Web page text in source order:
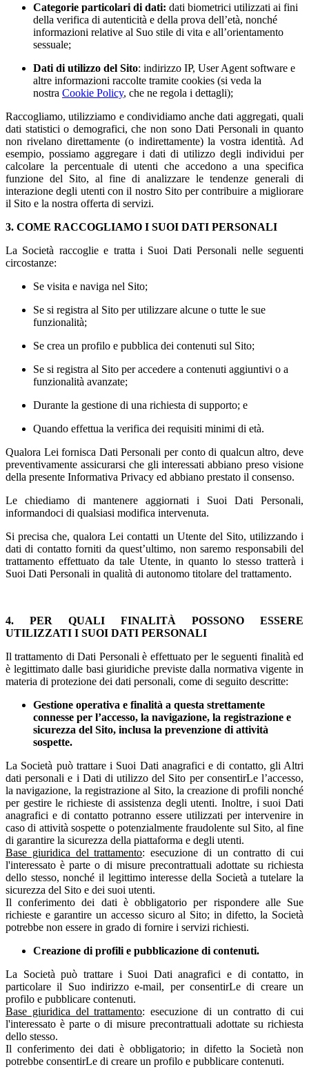
Categorie particolari di dati: dati biometrici utilizzati ai fini
della verifica di autenticità e della prova dell’età, nonché
informazioni relative al Suo stile di vita e all’orientamento
sessuale;
Dati di utilizzo del Sito: indirizzo IP, User Agent software e
altre informazioni raccolte tramite cookies (si veda la
nostra Cookie Policy, che ne regola i dettagli);
Raccogliamo, utilizziamo e condividiamo anche dati aggregati, quali
dati statistici o demografici, che non sono Dati Personali in quanto
non rivelano direttamente (o indirettamente) la vostra identità. Ad
esempio, possiamo aggregare i dati di utilizzo degli individui per
calcolare la percentuale di utenti che accedono a una specifica
funzione del Sito, al fine di analizzare le tendenze generali di
interazione degli utenti con il nostro Sito per contribuire a migliorare
il Sito e la nostra offerta di servizi.
3. COME RACCOGLIAMO I SUOI DATI PERSONALI
La Società raccoglie e tratta i Suoi Dati Personali nelle seguenti
circostanze:
Se visita e naviga nel Sito;
Se si registra al Sito per utilizzare alcune o tutte le sue
funzionalità;
Se crea un profilo e pubblica dei contenuti sul Sito;
Se si registra al Sito per accedere a contenuti aggiuntivi o a
funzionalità avanzate;
Durante la gestione di una richiesta di supporto; e
Quando effettua la verifica dei requisiti minimi di età.
Qualora Lei fornisca Dati Personali per conto di qualcun altro, deve
preventivamente assicurarsi che gli interessati abbiano preso visione
della presente Informativa Privacy ed abbiano prestato il consenso.
Le chiediamo di mantenere aggiornati i Suoi Dati Personali,
informandoci di qualsiasi modifica intervenuta.
Si precisa che, qualora Lei contatti un Utente del Sito, utilizzando i
dati di contatto forniti da quest’ultimo, non saremo responsabili del
trattamento effettuato da tale Utente, in quanto lo stesso tratterà i
Suoi Dati Personali in qualità di autonomo titolare del trattamento.
4. PER QUALI FINALITÀ POSSONO ESSERE
UTILIZZATI I SUOI DATI PERSONALI
Il trattamento di Dati Personali è effettuato per le seguenti finalità ed
è legittimato dalle basi giuridiche previste dalla normativa vigente in
materia di protezione dei dati personali, come di seguito descritte:
Gestione operativa e finalità a questa strettamente
connesse per l’accesso, la navigazione, la registrazione e
sicurezza del Sito, inclusa la prevenzione di attività
sospette.
La Società può trattare i Suoi Dati anagrafici e di contatto, gli Altri
dati personali e i Dati di utilizzo del Sito per consentirLe l’accesso,
la navigazione, la registrazione al Sito, la creazione di profili nonché
per gestire le richieste di assistenza degli utenti. Inoltre, i suoi Dati
anagrafici e di contatto potranno essere utilizzati per intervenire in
caso di attività sospette o potenzialmente fraudolente sul Sito, al fine
di garantire la sicurezza della piattaforma e degli utenti.
Base giuridica del trattamento: esecuzione di un contratto di cui
l'interessato è parte o di misure precontrattuali adottate su richiesta
dello stesso, nonché il legittimo interesse della Società a tutelare la
sicurezza del Sito e dei suoi utenti.
Il conferimento dei dati è obbligatorio per rispondere alle Sue
richieste e garantire un accesso sicuro al Sito; in difetto, la Società
potrebbe non essere in grado di fornire i servizi richiesti.
Creazione di profili e pubblicazione di contenuti.
La Società può trattare i Suoi Dati anagrafici e di contatto, in
particolare il Suo indirizzo e-mail, per consentirLe di creare un
profilo e pubblicare contenuti.
Base giuridica del trattamento: esecuzione di un contratto di cui
l'interessato è parte o di misure precontrattuali adottate su richiesta
dello stesso.
Il conferimento dei dati è obbligatorio; in difetto la Società non
potrebbe consentirLe di creare un profilo e pubblicare contenuti.